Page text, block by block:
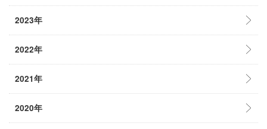
2023年
2022年
2021年
2020年